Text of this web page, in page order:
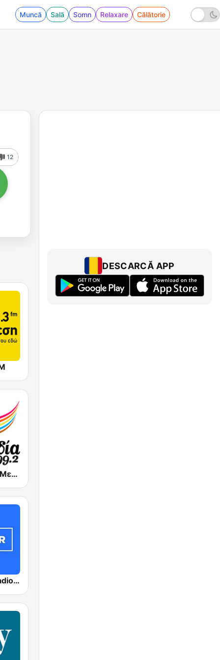
Muncă Sală Somn Relaxare Călătorie
12
Melodia FM (Μελωδία 99.2)
ΣΚΑΪ (Skai Radio 100.3)
DESCARCĂ APP